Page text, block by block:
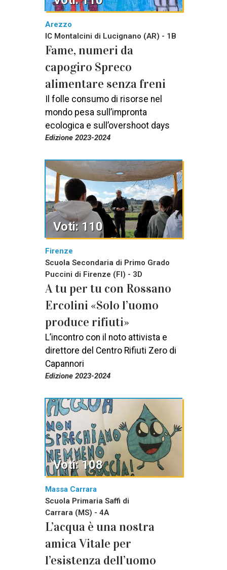
Arezzo
IC Montalcini di Lucignano (AR) - 1B
Fame, numeri da
capogiro Spreco
alimentare senza freni
Il folle consumo di risorse nel
mondo pesa sull’impronta
ecologica e sull’overshoot days
Edizione 2023-2024
Firenze
Scuola Secondaria di Primo Grado
Puccini di Firenze (FI) - 3D
A tu per tu con Rossano
Ercolini «Solo l’uomo
produce rifiuti»
L’incontro con il noto attivista e
direttore del Centro Rifiuti Zero di
Capannori
Edizione 2023-2024
Voti: 110
Massa Carrara
Scuola Primaria Saffi di
Carrara (MS) - 4A
L’acqua è una nostra
amica Vitale per
l’esistenza dell’uomo
Voti: 108